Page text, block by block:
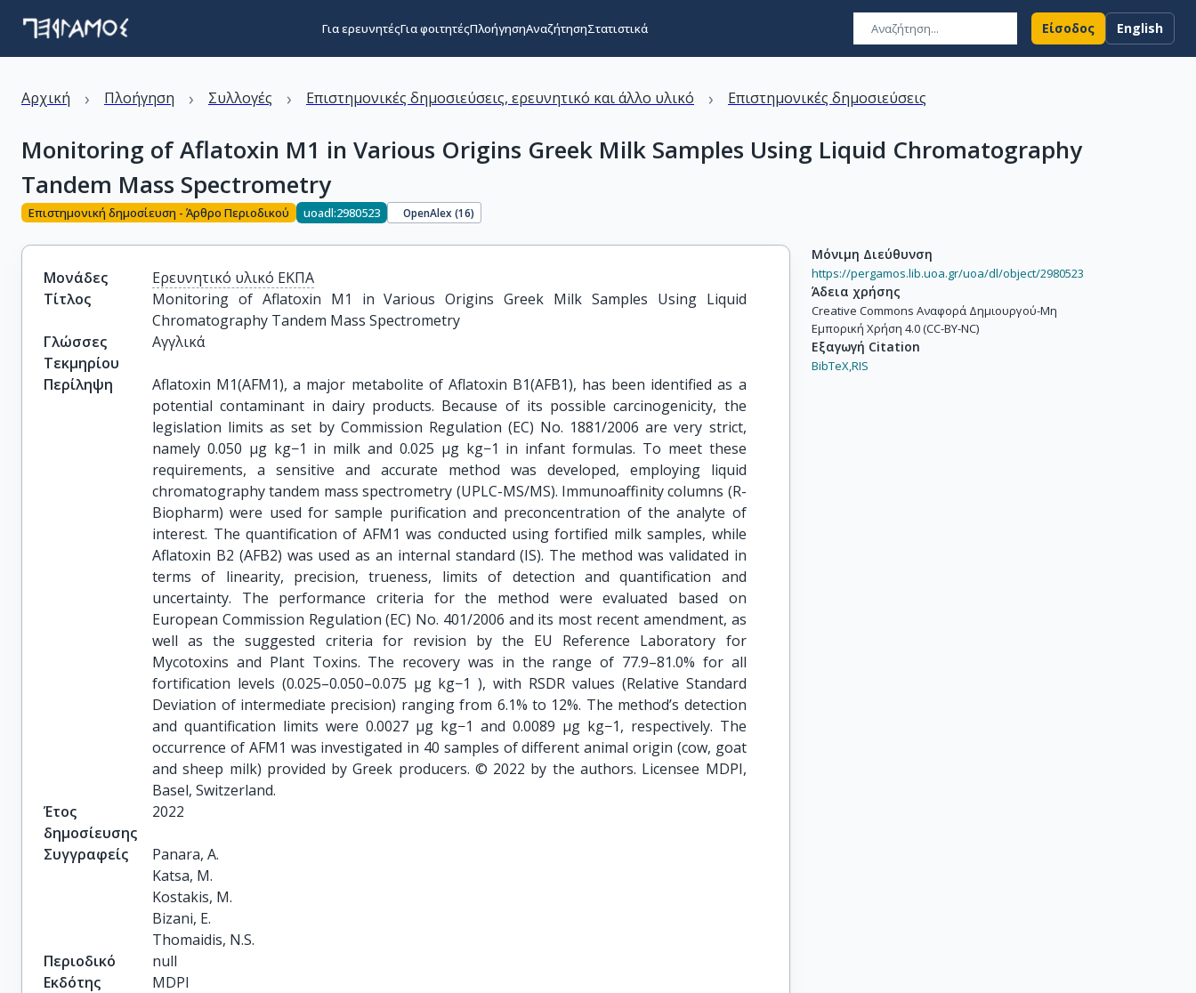
Για ερευνητέςΓια φοιτητέςΠλοήγησηΑναζήτησηΣτατιστικά Είσοδος English
Αρχική › Πλοήγηση › Συλλογές › Επιστημονικές δημοσιεύσεις, ερευνητικό και άλλο υλικό › Επιστημονικές δημοσιεύσεις
Monitoring of Aflatoxin M1 in Various Origins Greek Milk Samples Using Liquid Chromatography
Tandem Mass Spectrometry
Επιστημονική δημοσίευση - Άρθρο Περιοδικού uoadl:2980523 OpenAlex (16)
Μονάδες
Ερευνητικό υλικό ΕΚΠΑ
Τίτλος
Monitoring of Aflatoxin M1 in Various Origins Greek Milk Samples Using Liquid
Chromatography Tandem Mass Spectrometry
Γλώσσες
Τεκμηρίου
Αγγλικά
Περίληψη
Aflatoxin M1(AFM1), a major metabolite of Aflatoxin B1(AFB1), has been identified as a
potential contaminant in dairy products. Because of its possible carcinogenicity, the
legislation limits as set by Commission Regulation (EC) No. 1881/2006 are very strict,
namely 0.050 µg kg−1 in milk and 0.025 µg kg−1 in infant formulas. To meet these
requirements, a sensitive and accurate method was developed, employing liquid
chromatography tandem mass spectrometry (UPLC-MS/MS). Immunoaffinity columns (R-
Biopharm) were used for sample purification and preconcentration of the analyte of
interest. The quantification of AFM1 was conducted using fortified milk samples, while
Aflatoxin B2 (AFB2) was used as an internal standard (IS). The method was validated in
terms of linearity, precision, trueness, limits of detection and quantification and
uncertainty. The performance criteria for the method were evaluated based on
European Commission Regulation (EC) No. 401/2006 and its most recent amendment, as
well as the suggested criteria for revision by the EU Reference Laboratory for
Mycotoxins and Plant Toxins. The recovery was in the range of 77.9–81.0% for all
fortification levels (0.025–0.050–0.075 µg kg−1 ), with RSDR values (Relative Standard
Deviation of intermediate precision) ranging from 6.1% to 12%. The method’s detection
and quantification limits were 0.0027 µg kg−1 and 0.0089 µg kg−1, respectively. The
occurrence of AFM1 was investigated in 40 samples of different animal origin (cow, goat
and sheep milk) provided by Greek producers. © 2022 by the authors. Licensee MDPI,
Basel, Switzerland.
Έτος
δημοσίευσης
2022
Συγγραφείς
Panara, A.
Katsa, M.
Kostakis, M.
Bizani, E.
Thomaidis, N.S.
Περιοδικό
null
Εκδότης
MDPI
Μόνιμη Διεύθυνση
https://pergamos.lib.uoa.gr/uoa/dl/object/2980523
Άδεια χρήσης
Creative Commons Αναφορά Δημιουργού-Μη
Εμπορική Χρήση 4.0 (CC-BY-NC)
Εξαγωγή Citation
BibTeX,RIS